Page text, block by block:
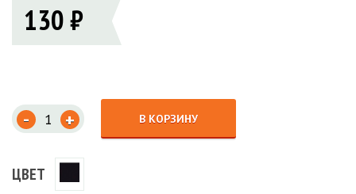
130 ₽
- + В КОРЗИНУ
ЦВЕТ